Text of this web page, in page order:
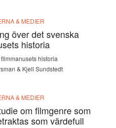
& MEDIER
över det svenska
historia
historia
& Kjell Sundstedt
& MEDIER
om filmgenre som
som värdefull